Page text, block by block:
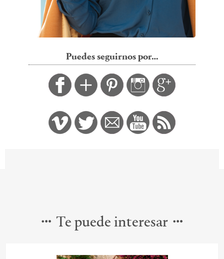
Puedes seguirnos por…
Te puede interesar